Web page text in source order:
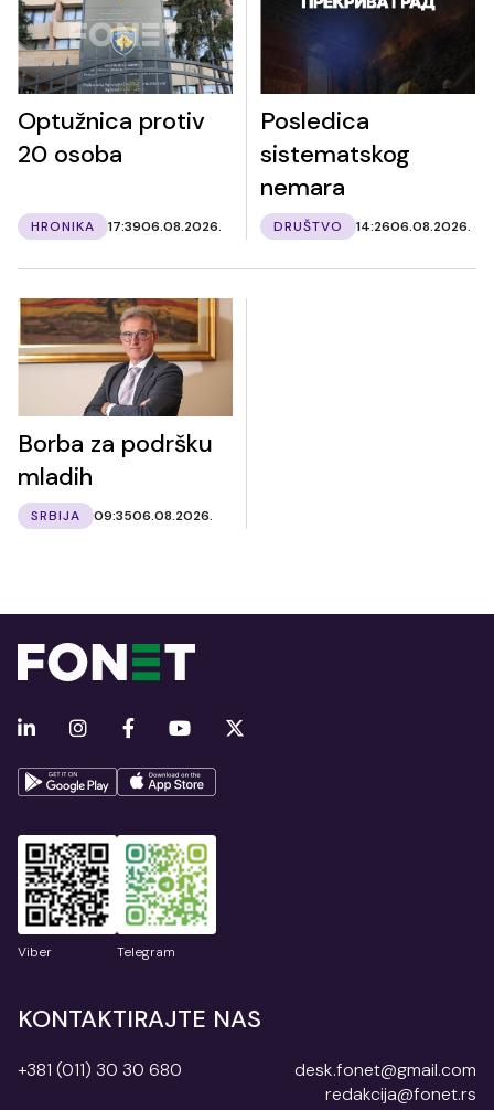
Optužnica protiv
20 osoba
HRONIKA 17:3906.08.2026.
Posledica
sistematskog
nemara
DRUŠTVO 14:2606.08.2026.
Borba za podršku
mladih
SRBIJA 09:3506.08.2026.
Viber Telegram
KONTAKTIRAJTE NAS
+381 (011) 30 30 680
desk.fonet@gmail.com
redakcija@fonet.rs